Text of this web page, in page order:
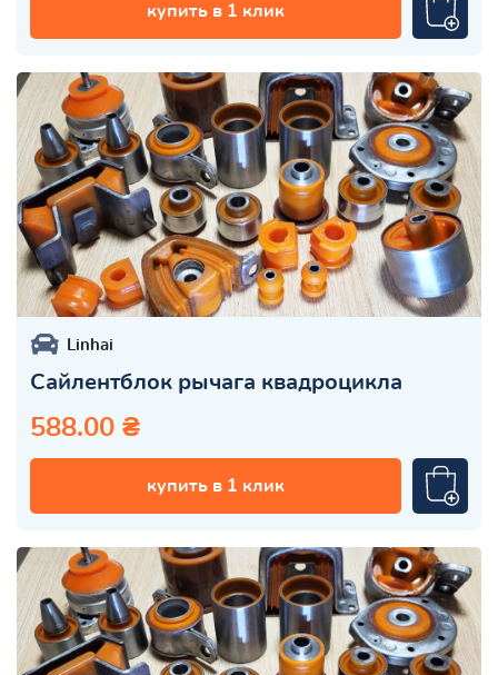
купить в 1 клик
Linhai
Сайлентблок рычага квадроцикла
588.00 ₴
купить в 1 клик